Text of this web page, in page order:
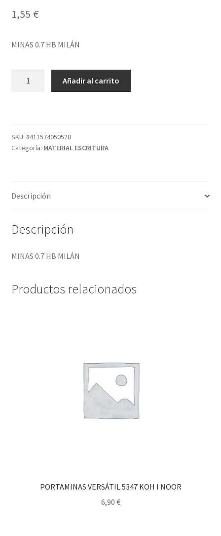
1,55 €
MINAS 0.7 HB MILÁN
Añadir al carrito
SKU: 8411574050520
Categoría: MATERIAL ESCRITURA
Descripción
Descripción
MINAS 0.7 HB MILÁN
Productos relacionados
PORTAMINAS VERSÁTIL 5347 KOH I NOOR
6,90 €